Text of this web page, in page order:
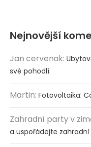
Nejnovější
Jan cervenak:
své pohodlí.
Martin: Fotovoltaika:
Zahradní party v
a uspořádejte